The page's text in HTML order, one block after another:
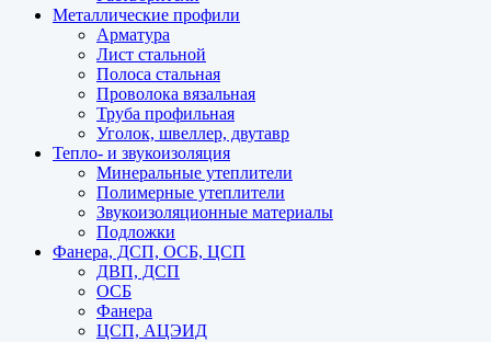
Металлические профили
Арматура
Лист стальной
Полоса стальная
Проволока вязальная
Труба профильная
Уголок, швеллер, двутавр
Тепло- и звукоизоляция
Минеральные утеплители
Полимерные утеплители
Звукоизоляционные материалы
Подложки
Фанера, ДСП, ОСБ, ЦСП
ДВП, ДСП
ОСБ
Фанера
ЦСП, АЦЭИД